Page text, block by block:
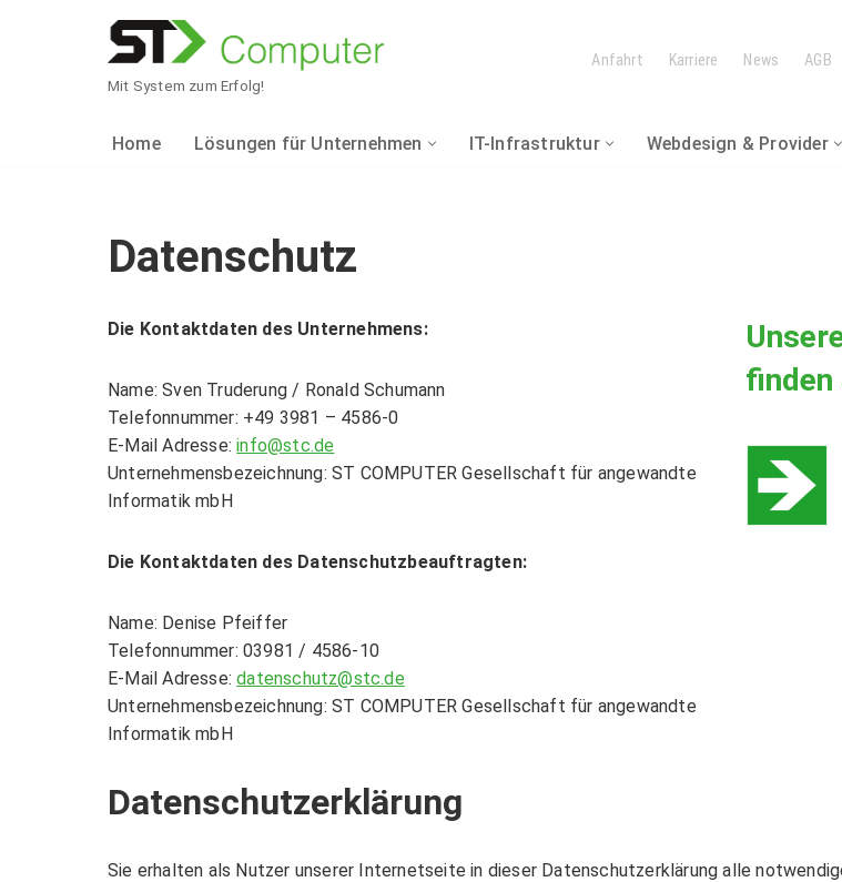
Mit System zum Erfolg!
Anfahrt Karriere News AGB
Home Lösungen für Unternehmen
Sage
Sage 50 Auftrag
Sage 50 Finanzbuchhaltung
Sage 50 Handwerk & Handel
Sage 100 Rechnungswesen / Warenwirtschaft
BRANCHENLÖSUNGEN
DATEV-Anwendungen
Gastrokassen
Programmierung
IT-Infrastruktur
Daten- & Telefonnetze
Drahtlosnetzwerke
Sicherheitslösungen
Monitoring
Verbindung von Standorten
Veeam Backup Lösung
TELEFONANLAGEN
» Planung, Installation, Erweiterung und Wartung von
MULTIFUNKTIONSGERÄTE
Webdesign & Provider
Webdesign
Referenzen
INTERNETPROVIDER
Datenschutz
Die Kontaktdaten des Unternehmens:
Name: Sven Truderung / Ronald Schumann
Telefonnummer: +49 3981 – 4586-0
E-Mail Adresse:info@stc.de
Unternehmensbezeichnung: ST COMPUTER Gesellschaft für angewandte
Informatik mbH
Die Kontaktdaten des Datenschutzbeauftragten:
Name: Denise Pfeiffer
Telefonnummer: 03981 / 4586-10
E-Mail Adresse:datenschutz@stc.de
Unternehmensbezeichnung: ST COMPUTER Gesellschaft für angewandte
Informatik mbH
finden
Datenschutzerklärung
Sie erhalten als Nutzer unserer Internetseite in dieser Datenschutzerklärung alle